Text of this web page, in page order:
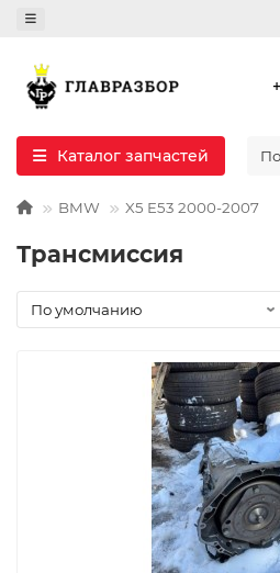
Каталог запчастей
BMW X5 E53 2000-2007
Трансмиссия